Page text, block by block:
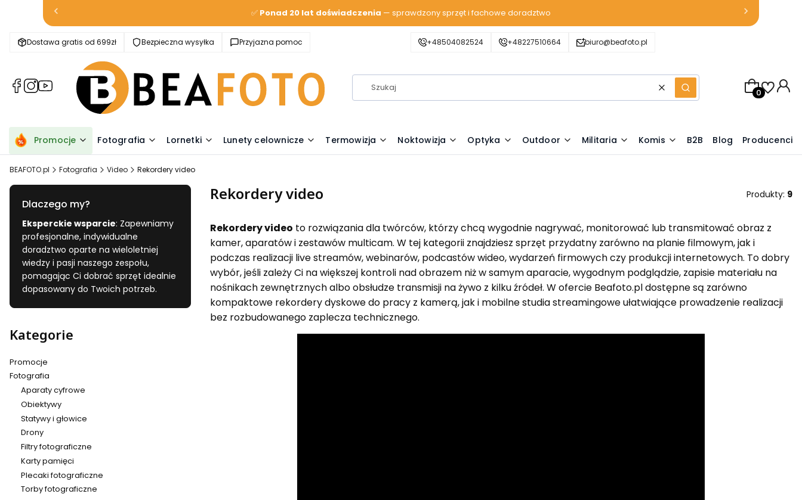
✅ Ponad 20 lat doświadczenia — sprawdzony sprzęt i fachowe doradztwo
Dostawa gratis od 699zł Bezpieczna wysyłka Przyjazna pomoc +48504082524 +48227510664 biuro@beafoto.pl
(Otwiera
karcie)
(Otwiera
karcie)
(Otwiera
karcie)
WyczyśćSzukaj
Produkty w
Promocje Fotografia Lornetki Lunety celownicze Termowizja Noktowizja Optyka Outdoor Militaria Komis B2B Blog Producenci
BEAFOTO.pl Fotografia Video Rekordery video
Dlaczego my?
Eksperckie wsparcie: Zapewniamy
profesjonalne, indywidualne
doradztwo oparte na wieloletniej
wiedzy i pasji naszego zespołu,
pomagając Ci dobrać sprzęt idealnie
dopasowany do Twoich potrzeb.
Kategorie
Promocje
Fotografia
Aparaty cyfrowe
Obiektywy
Statywy i głowice
Drony
Filtry fotograficzne
Karty pamięci
Plecaki fotograficzne
Torby fotograficzne
Rekordery video Produkty: 9
Rekordery video to rozwiązania dla twórców, którzy chcą wygodnie nagrywać, monitorować lub transmitować obraz z
kamer, aparatów i zestawów multicam. W tej kategorii znajdziesz sprzęt przydatny zarówno na planie filmowym, jak i
podczas realizacji live streamów, webinarów, podcastów wideo, wydarzeń firmowych czy produkcji internetowych. To dobry
wybór, jeśli zależy Ci na większej kontroli nad obrazem niż w samym aparacie, wygodnym podglądzie, zapisie materiału na
nośnikach zewnętrznych albo obsłudze transmisji na żywo z kilku źródeł. W ofercie Beafoto.pl dostępne są zarówno
kompaktowe rekordery dyskowe do pracy z kamerą, jak i mobilne studia streamingowe ułatwiające prowadzenie realizacji
bez rozbudowanego zaplecza technicznego.